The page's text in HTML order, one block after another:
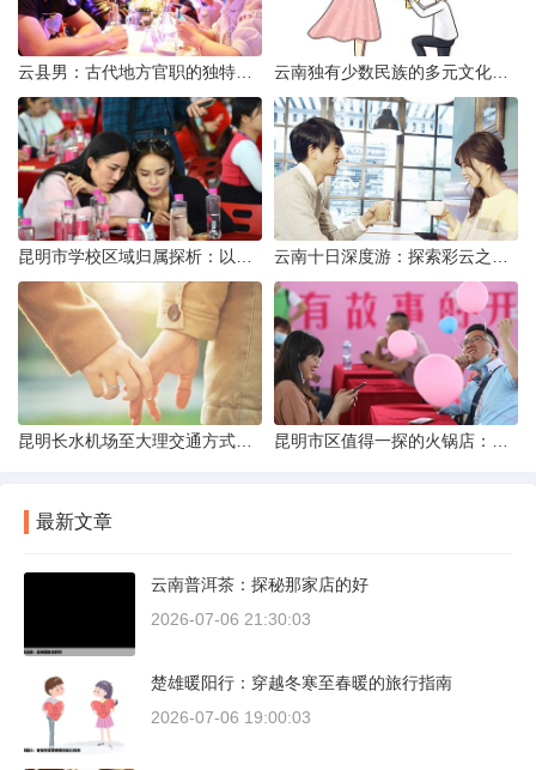
最新文章
云南普洱茶：探秘那家店的好
2026-07-06 21:30:03
楚雄暖阳行：穿越冬寒至春暖的旅行指南
2026-07-06 19:00:03